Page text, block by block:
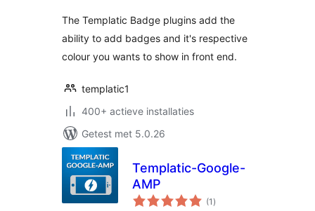
The Templatic Badge plugins add the
ability to add badges and it's respective
colour you wants to show in front end.
templatic1
400+ actieve installaties
Getest met 5.0.26
Templatic-Google-
AMP
(1 totaal
waarderingen
)